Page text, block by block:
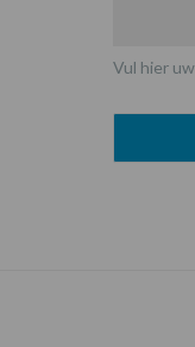
Vul hier